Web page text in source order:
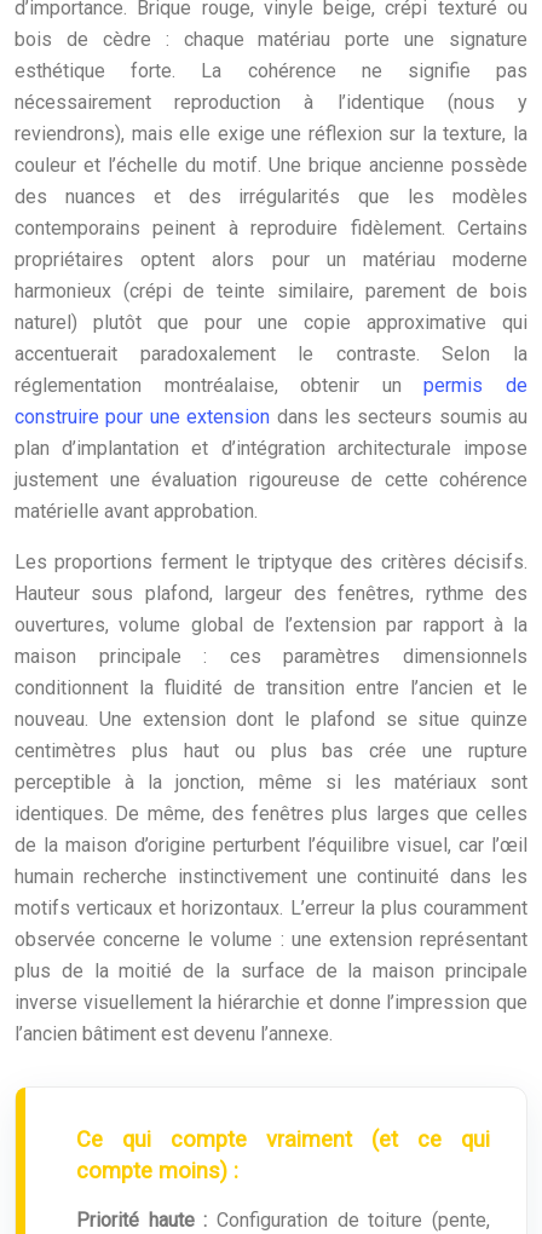
d’importance. Brique rouge, vinyle beige, crépi texturé ou
bois de cèdre : chaque matériau porte une signature
esthétique forte. La cohérence ne signifie pas
nécessairement reproduction à l’identique (nous y
reviendrons), mais elle exige une réflexion sur la texture, la
couleur et l’échelle du motif. Une brique ancienne possède
des nuances et des irrégularités que les modèles
contemporains peinent à reproduire fidèlement. Certains
propriétaires optent alors pour un matériau moderne
harmonieux (crépi de teinte similaire, parement de bois
naturel) plutôt que pour une copie approximative qui
accentuerait paradoxalement le contraste. Selon la
réglementation montréalaise, obtenir unpermis de
construire pour une extension dans les secteurs soumis au
plan d’implantation et d’intégration architecturale impose
justement une évaluation rigoureuse de cette cohérence
matérielle avant approbation.
Les proportions ferment le triptyque des critères décisifs.
Hauteur sous plafond, largeur des fenêtres, rythme des
ouvertures, volume global de l’extension par rapport à la
maison principale : ces paramètres dimensionnels
conditionnent la fluidité de transition entre l’ancien et le
nouveau. Une extension dont le plafond se situe quinze
centimètres plus haut ou plus bas crée une rupture
perceptible à la jonction, même si les matériaux sont
identiques. De même, des fenêtres plus larges que celles
de la maison d’origine perturbent l’équilibre visuel, car l’œil
humain recherche instinctivement une continuité dans les
motifs verticaux et horizontaux. L’erreur la plus couramment
observée concerne le volume : une extension représentant
plus de la moitié de la surface de la maison principale
inverse visuellement la hiérarchie et donne l’impression que
l’ancien bâtiment est devenu l’annexe.
Ce qui compte vraiment (et ce qui
compte moins) :
Priorité haute : Configuration de toiture (pente,